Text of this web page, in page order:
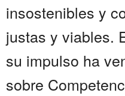
insostenibles y
justas y viables.
su impulso ha
sobre